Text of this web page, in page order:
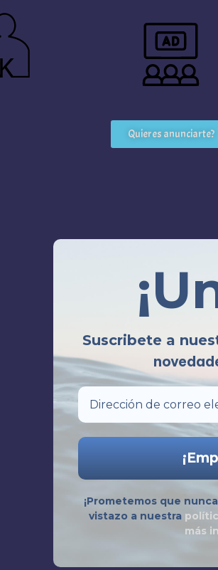
Quieres anunciarte?
Suscribete a
¡Prometemos que
vistazo a nuestra
más